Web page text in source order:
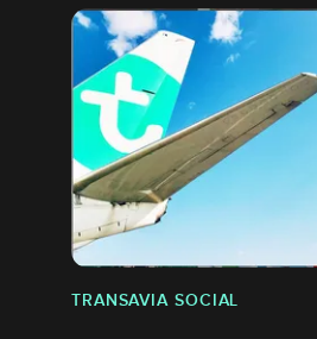
TRANSAVIA SOCIAL